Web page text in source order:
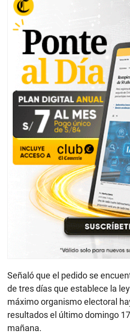
Señaló que el pedido se
de tres días que establece la
máximo organismo electoral
resultados el último domingo
mañana.